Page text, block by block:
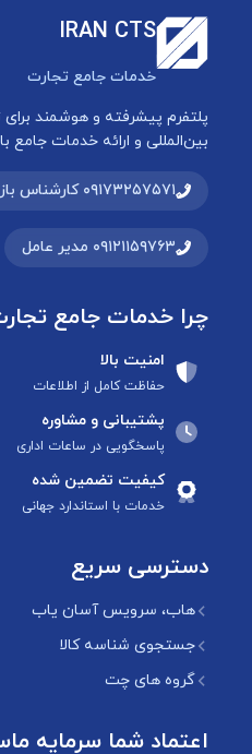
IRAN CTS
خدمات جامع تجارت
پلتفرم پیشرفته و هوشمند
بین‌المللی و ارائه خدمات جامع
۰۹۱۷۳۲۵۷۵۷۱ کارشناس بازرگانی
۰۹۱۲۱۱۵۹۷۶۳ مدیر عامل
چرا خدمات جامع
امنیت بالا
حفاظت کامل از اطلاعات
پشتیبانی و مشاوره
پاسخگویی در ساعات اداری
کیفیت تضمین شده
خدمات با استاندارد جهانی
دسترسی سریع
هاب، سرویس آسان یاب
جستجوی شناسه کالا
گروه های چت
اعتماد شما سرمایه